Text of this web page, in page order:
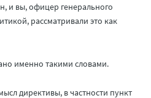
и вы, офицер генерального
рассматривали это как
именно такими словами.
директивы, в частности пункт